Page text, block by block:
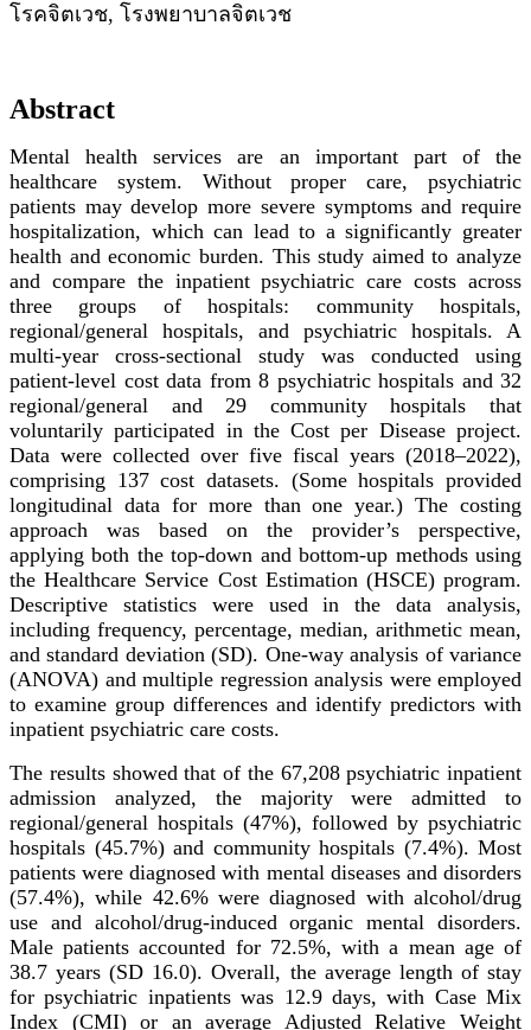
โรคจิตเวช, โรงพยาบาลจิตเวช
Abstract
Mental health services are an important part of the
healthcare system. Without proper care, psychiatric
patients may develop more severe symptoms and require
hospitalization, which can lead to a significantly greater
health and economic burden. This study aimed to analyze
and compare the inpatient psychiatric care costs across
three groups of hospitals: community hospitals,
regional/general hospitals, and psychiatric hospitals. A
multi-year cross-sectional study was conducted using
patient-level cost data from 8 psychiatric hospitals and 32
regional/general and 29 community hospitals that
voluntarily participated in the Cost per Disease project.
Data were collected over five fiscal years (2018–2022),
comprising 137 cost datasets. (Some hospitals provided
longitudinal data for more than one year.) The costing
approach was based on the provider’s perspective,
applying both the top-down and bottom-up methods using
the Healthcare Service Cost Estimation (HSCE) program.
Descriptive statistics were used in the data analysis,
including frequency, percentage, median, arithmetic mean,
and standard deviation (SD). One-way analysis of variance
(ANOVA) and multiple regression analysis were employed
to examine group differences and identify predictors with
inpatient psychiatric care costs.
The results showed that of the 67,208 psychiatric inpatient
admission analyzed, the majority were admitted to
regional/general hospitals (47%), followed by psychiatric
hospitals (45.7%) and community hospitals (7.4%). Most
patients were diagnosed with mental diseases and disorders
(57.4%), while 42.6% were diagnosed with alcohol/drug
use and alcohol/drug-induced organic mental disorders.
Male patients accounted for 72.5%, with a mean age of
38.7 years (SD 16.0). Overall, the average length of stay
for psychiatric inpatients was 12.9 days, with Case Mix
Index (CMI) or an average Adjusted Relative Weight